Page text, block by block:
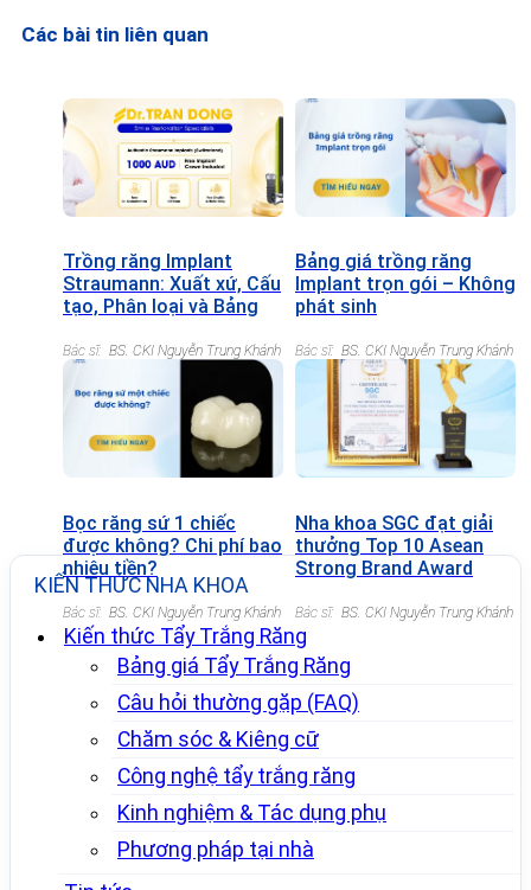
Các bài tin liên quan
Trồng răng Implant
Straumann: Xuất xứ, Cấu
tạo, Phân loại và Bảng
Bác sĩ: BS. CKI Nguyễn Trung Khánh
Bảng giá trồng răng
Implant trọn gói – Không
phát sinh
Bác sĩ: BS. CKI Nguyễn Trung Khánh
Bọc răng sứ 1 chiếc
được không? Chi phí bao
nhiêu tiền?
Bác sĩ: BS. CKI Nguyễn Trung Khánh
Nha khoa SGC đạt giải
thưởng Top 10 Asean
Strong Brand Award
Bác sĩ: BS. CKI Nguyễn Trung Khánh
KIẾN THỨC NHA KHOA
Kiến thức Tẩy Trắng Răng
Bảng giá Tẩy Trắng Răng
Câu hỏi thường gặp (FAQ)
Chăm sóc & Kiêng cữ
Công nghệ tẩy trắng răng
Kinh nghiệm & Tác dụng phụ
Phương pháp tại nhà